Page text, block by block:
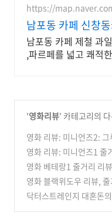
습니다.
https://
00
남포동 카페 신창
남포동 카페 제철 과
,파르페를 넓고 쾌적
'영화리뷰' 카테고리의
영화 리뷰: 미니언즈2:
결말, 감상평
(0)
영화 리뷰: 미니언즈1 줄
영화 베테랑1 줄거리 리
영화 블랙위도우 리뷰,
닥터스트레인지 대혼돈